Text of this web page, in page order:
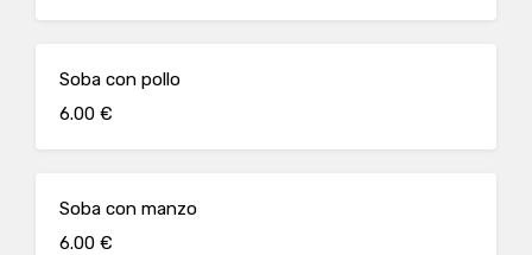
Soba con pollo
6.00 €
Soba con manzo
6.00 €